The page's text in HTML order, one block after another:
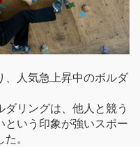
、人気急上昇中のボルダ
リングは、他人と競う
という印象が強いスポー
。